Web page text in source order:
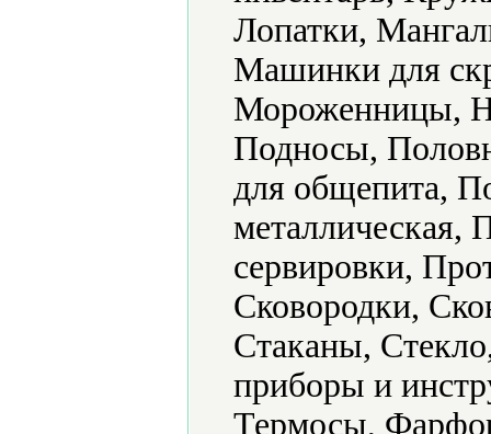
Лопатки,
Машинки для
Мороженницы,
Подносы,
для общепита,
металлическая,
сервировки,
Сковородки,
Стаканы,
приборы и
Термосы,